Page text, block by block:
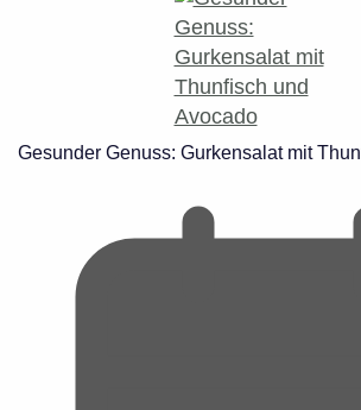
Gesunder Genuss: Gurkensalat mit